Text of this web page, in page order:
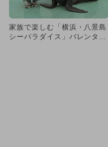
家族で楽しむ「横浜・八景島
シーパラダイス」バレンタイ